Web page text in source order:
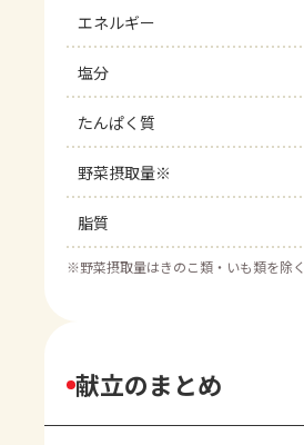
エネルギー
塩分
たんぱく質
野菜摂取量※
脂質
※野菜摂取量はきのこ類・いも類を除く
献立のまとめ